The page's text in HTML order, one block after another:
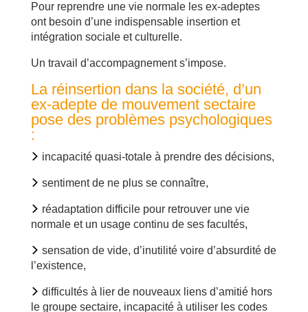
Pour reprendre une vie normale les ex-adeptes
ont besoin d’une indispensable insertion et
intégration sociale et culturelle.
Un travail d’accompagnement s’impose.
La réinsertion dans la société, d’un
ex-adepte de mouvement sectaire
pose des problèmes psychologiques
:
incapacité quasi-totale à prendre des décisions,
sentiment de ne plus se connaître,
réadaptation difficile pour retrouver une vie
normale et un usage continu de ses facultés,
sensation de vide, d’inutilité voire d’absurdité de
l’existence,
difficultés à lier de nouveaux liens d’amitié hors
le groupe sectaire, incapacité à utiliser les codes